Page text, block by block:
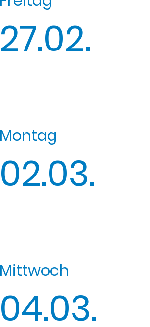
27.02.
Montag
02.03.
Mittwoch
04.03.